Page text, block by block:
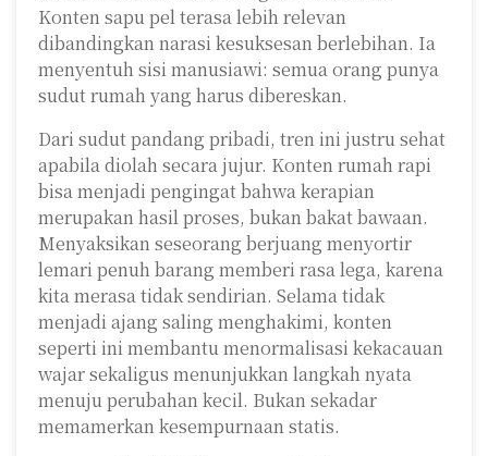
Konten sapu pel terasa lebih relevan
dibandingkan narasi kesuksesan berlebihan. Ia
menyentuh sisi manusiawi: semua orang punya
sudut rumah yang harus dibereskan.
Dari sudut pandang pribadi, tren ini justru sehat
apabila diolah secara jujur. Konten rumah rapi
bisa menjadi pengingat bahwa kerapian
merupakan hasil proses, bukan bakat bawaan.
Menyaksikan seseorang berjuang menyortir
lemari penuh barang memberi rasa lega, karena
kita merasa tidak sendirian. Selama tidak
menjadi ajang saling menghakimi, konten
seperti ini membantu menormalisasi kekacauan
wajar sekaligus menunjukkan langkah nyata
menuju perubahan kecil. Bukan sekadar
memamerkan kesempurnaan statis.